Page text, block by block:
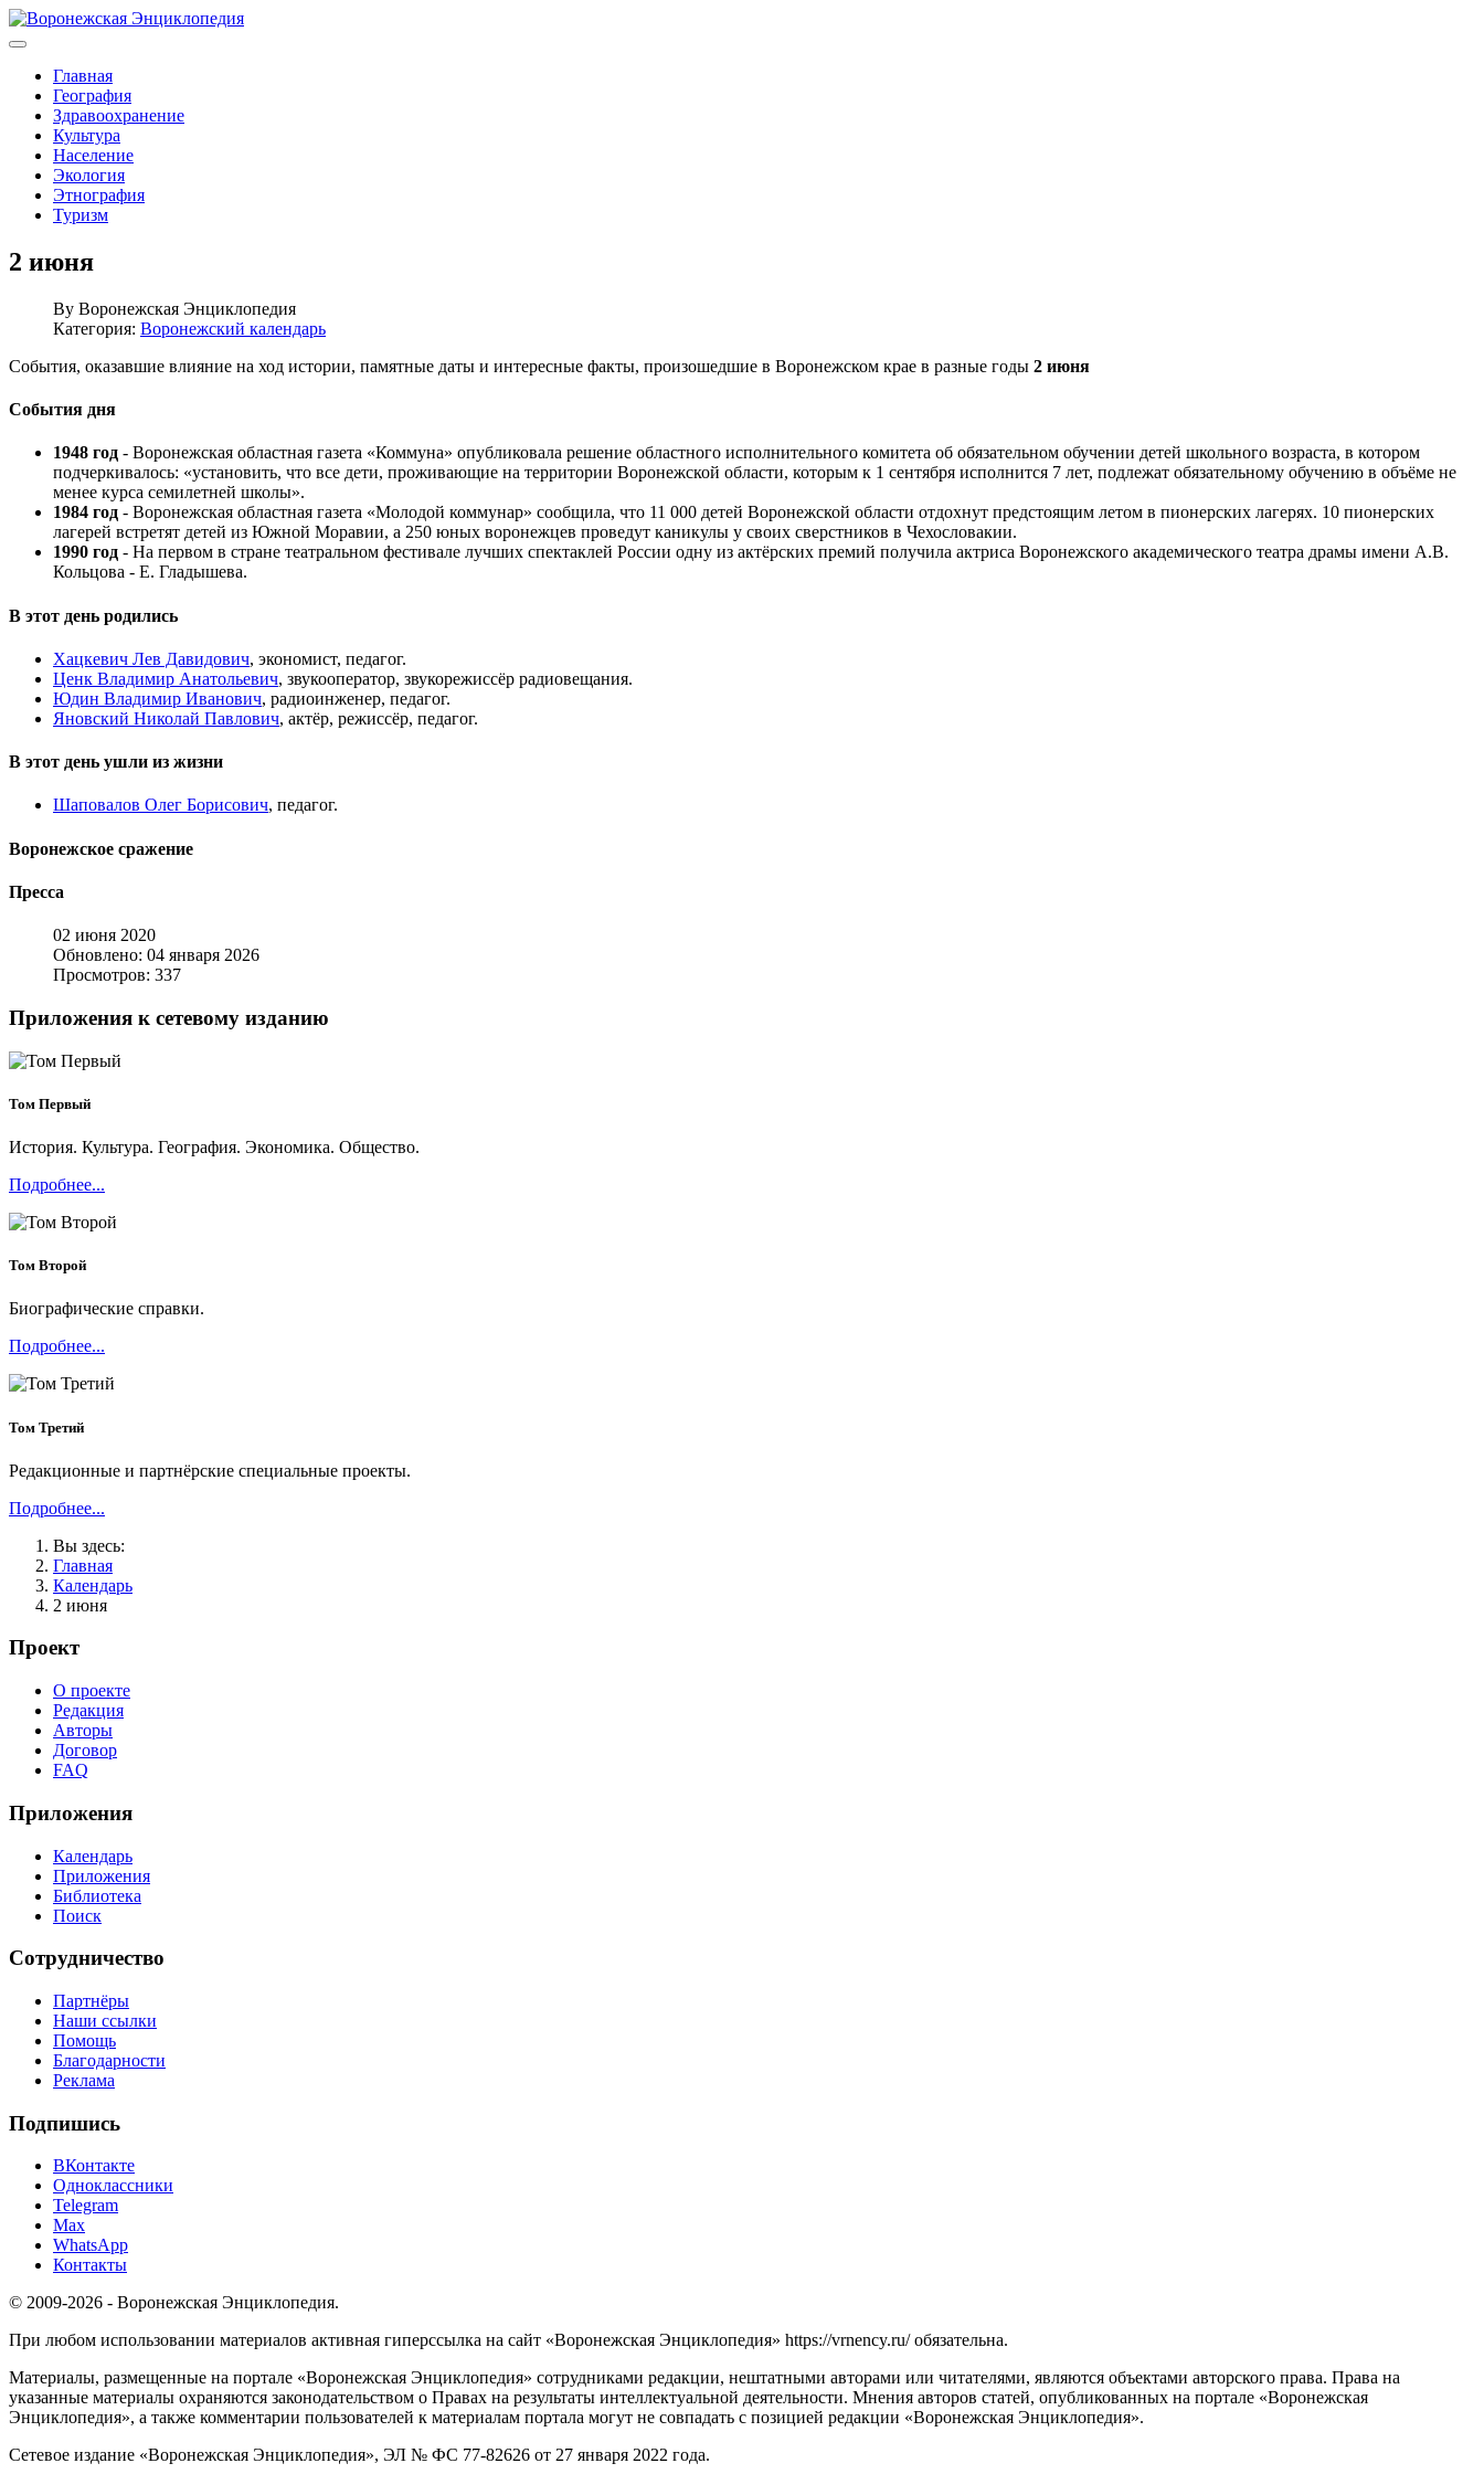
Главная
География
Здравоохранение
Культура
Население
Экология
Этнография
Туризм
2 июня
By Воронежская Энциклопедия
Категория: Воронежский календарь
События, оказавшие влияние на ход истории, памятные даты и интересные факты, произошедшие в Воронежском крае в разные годы 2 июня
События дня
1948 год - Воронежская областная газета «Коммуна» опубликовала решение областного исполнительного комитета об обязательном обучении детей школьного возраста, в котором
подчеркивалось: «установить, что все дети, проживающие на территории Воронежской области, которым к 1 сентября исполнится 7 лет, подлежат обязательному обучению в объёме не
менее курса семилетней школы».
1984 год - Воронежская областная газета «Молодой коммунар» сообщила, что 11 000 детей Воронежской области отдохнут предстоящим летом в пионерских лагерях. 10 пионерских
лагерей встретят детей из Южной Моравии, а 250 юных воронежцев проведут каникулы у своих сверстников в Чехословакии.
1990 год - На первом в стране театральном фестивале лучших спектаклей России одну из актёрских премий получила актриса Воронежского академического театра драмы имени А.В.
Кольцова - Е. Гладышева.
В этот день родились
Хацкевич Лев Давидович, экономист, педагог.
Ценк Владимир Анатольевич, звукооператор, звукорежиссёр радиовещания.
Юдин Владимир Иванович, радиоинженер, педагог.
Яновский Николай Павлович, актёр, режиссёр, педагог.
В этот день ушли из жизни
Шаповалов Олег Борисович, педагог.
Воронежское сражение
Пресса
02 июня 2020
Обновлено: 04 января 2026
Просмотров: 337
Приложения к сетевому изданию
Том Первый
История. Культура. География. Экономика. Общество.
Подробнее...
Том Второй
Биографические справки.
Подробнее...
Том Третий
Редакционные и партнёрские специальные проекты.
Подробнее...
Вы здесь:
Главная
Календарь
2 июня
Проект
О проекте
Редакция
Авторы
Договор
FAQ
Приложения
Календарь
Приложения
Библиотека
Поиск
Сотрудничество
Партнёры
Наши ссылки
Помощь
Благодарности
Реклама
Подпишись
ВКонтакте
Одноклассники
Telegram
Max
WhatsApp
Контакты
© 2009-2026 - Воронежская Энциклопедия.
При любом использовании материалов активная гиперссылка на сайт «Воронежская Энциклопедия» https://vrnency.ru/ обязательна.
Материалы, размещенные на портале «Воронежская Энциклопедия» сотрудниками редакции, нештатными авторами или читателями, являются объектами авторского права. Права на
указанные материалы охраняются законодательством о Правах на результаты интеллектуальной деятельности. Мнения авторов статей, опубликованных на портале «Воронежская
Энциклопедия», а также комментарии пользователей к материалам портала могут не совпадать с позицией редакции «Воронежская Энциклопедия».
Сетевое издание «Воронежская Энциклопедия», ЭЛ № ФС 77-82626 от 27 января 2022 года.